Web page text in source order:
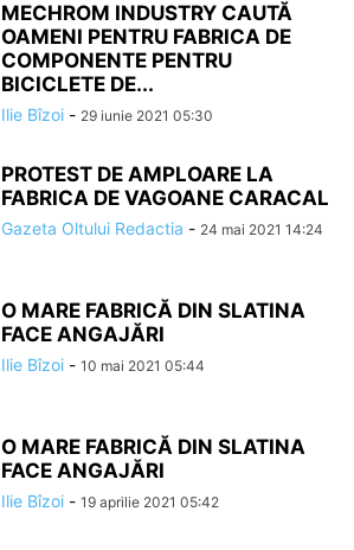
MECHROM INDUSTRY CAUTĂ
OAMENI PENTRU FABRICA DE
COMPONENTE PENTRU
BICICLETE DE...
Ilie Bîzoi - 29 iunie 2021 05:30
PROTEST DE AMPLOARE LA
FABRICA DE VAGOANE CARACAL
Gazeta Oltului Redactia - 24 mai 2021 14:24
O MARE FABRICĂ DIN SLATINA
FACE ANGAJĂRI
Ilie Bîzoi - 10 mai 2021 05:44
O MARE FABRICĂ DIN SLATINA
FACE ANGAJĂRI
Ilie Bîzoi - 19 aprilie 2021 05:42